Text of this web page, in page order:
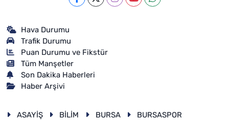
Hava Durumu
Trafik Durumu
Puan Durumu ve Fikstür
Tüm Manşetler
Son Dakika Haberleri
Haber Arşivi
ASAYİŞ BİLİM BURSA
BURSASPOR